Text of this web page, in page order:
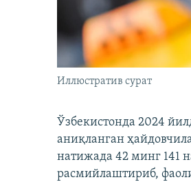
Иллюстратив сурат
Ўзбекистонда 2024
аниқланган
натижада 42 минг 141
расмийлаштириб,